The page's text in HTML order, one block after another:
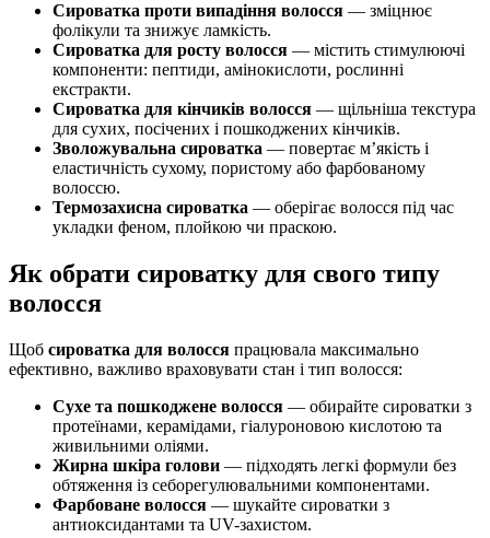
Сироватка проти випадіння волосся — зміцнює
фолікули та знижує ламкість.
Сироватка для росту волосся — містить стимулюючі
компоненти: пептиди, амінокислоти, рослинні
екстракти.
Сироватка для кінчиків волосся — щільніша текстура
для сухих, посічених і пошкоджених кінчиків.
Зволожувальна сироватка — повертає м’якість і
еластичність сухому, пористому або фарбованому
волоссю.
Термозахисна сироватка — оберігає волосся під час
укладки феном, плойкою чи праскою.
Як обрати сироватку для свого типу
волосся
Щоб сироватка для волосся працювала максимально
ефективно, важливо враховувати стан і тип волосся:
Сухе та пошкоджене волосся — обирайте сироватки з
протеїнами, керамідами, гіалуроновою кислотою та
живильними оліями.
Жирна шкіра голови — підходять легкі формули без
обтяження із себорегулювальними компонентами.
Фарбоване волосся — шукайте сироватки з
антиоксидантами та UV-захистом.